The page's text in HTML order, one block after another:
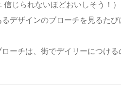
信じられないほどおいしそう！
デザインのブローチを見るたび
ーチは、街でデイリーにつけ